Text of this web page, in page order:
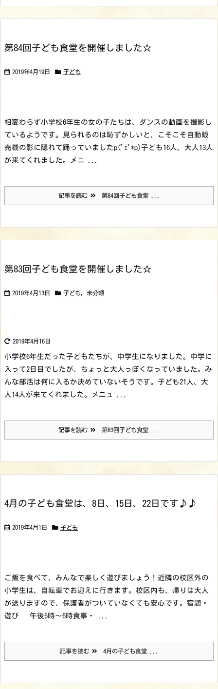
第84回子ども食堂を開催しました☆
2019年4月19日 子ども
相変わらず小学校6年生の女の子たちは、ダンスの動画を撮影し
ているようです。見られるのは恥ずかしいと、こそこそ自動販
売機の影に隠れて踊っていましたp(ﾟｪﾟ*p)子ども16人、大人13人
が来てくれました。
メニ ...
記事を読む 第84回子ども食堂 ...
第83回子ども食堂を開催しました☆
2019年4月13日 子ども, 未分類
2019年4月16日
小学校6年生だった子どもたちが、中学生になりました。中学に
入って2日目でしたが、ちょっと大人っぽくなっていました。み
んな部活は何に入るか決めていないそうです。 子ども21人、大
人14人が来てくれました。
メニュ ...
記事を読む 第83回子ども食堂 ...
4月の子ども食堂は、8日、15日、22日です♪♪
2019年4月1日 子ども
ご飯を食べて、みんなで楽しく遊びましょう！ 近隣の校区外の
小学生は、自転車でお迎えに行きます。校区内も、帰りは大人
が送りますので、保護者がついていなくても安心です。 宿題・
遊び 午後5時～6時食事・ ...
記事を読む 4月の子ども食堂 ...